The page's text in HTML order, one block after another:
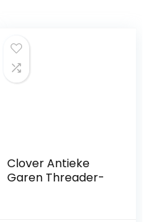
Clover Antieke
Garen Threader-